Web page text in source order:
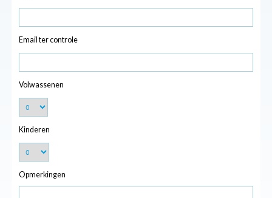
Email ter controle
Volwassenen
Kinderen
Opmerkingen